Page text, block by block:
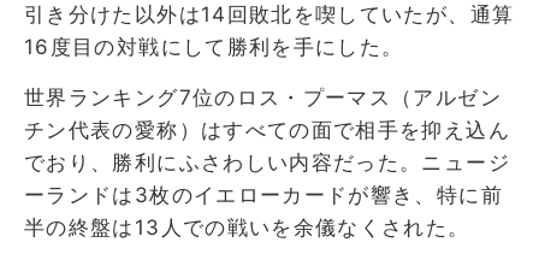
引き分けた以外は14回敗北を喫していたが、通算
16度目の対戦にして勝利を手にした。
世界ランキング7位のロス・プーマス（アルゼン
チン代表の愛称）はすべての面で相手を抑え込ん
でおり、勝利にふさわしい内容だった。ニュージ
ーランドは3枚のイエローカードが響き、特に前
半の終盤は13人での戦いを余儀なくされた。